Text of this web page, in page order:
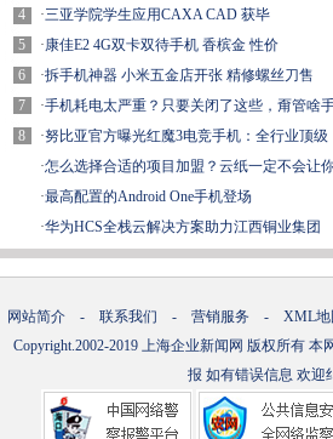
4
5
6
7
8
·三亚学院学生应用CAXA CAD 获毕
·康佳E2 4G双卡双待手机 香槟金 性价
·拆手机神器 小米五金店开张 精修螺丝刀售
·手机耗电太严重？只要关闭了这些，甭管啥
·努比亚官方曝光红魔3电竞手机：全行业顶级
·怎么选择合适的项目加盟？云纸一定不会让
·最高配置的Android One手机登场
·华为HCS全栈云解决方案助力江西铜业集团
网站简介 - 联系我们 - 营销服务 - XML地
Copyright.2002-2019 上海企业新闻网 版权所有 本
报 如有错误信息 欢迎